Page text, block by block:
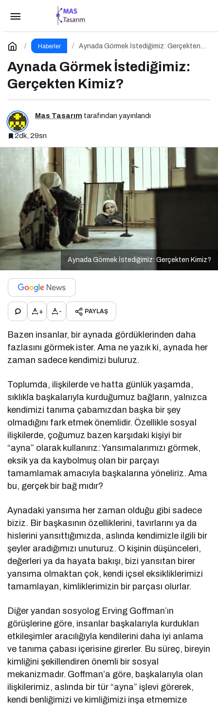
Haberler
Aynada Görmek İstediğimiz: Gerçekten
Aynada Görmek İstediğimiz:
Gerçekten Kimiz?
Mas Tasarım tarafından yayınlandı
2dk, 29sn
Aynada Görmek İstediğimiz: Gerçekten Kimiz?
+ - PAYLAŞ
Bazen insanlar, bir aynada gördüklerinden daha
fazlasını görmek ister. Ama ne yazık ki, aynada her
zaman sadece kendimizi buluruz.
Toplumda, ilişkilerde ve hatta günlük yaşamda,
sıklıkla başkalarıyla kurduğumuz bağların, yalnızca
kendimizi tanıma çabamızdan başka bir şey
olmadığını fark etmek önemlidir. Özellikle sosyal
ilişkilerde, çoğumuz bazen karşıdaki kişiyi bir
“ayna” olarak kullanırız: Yansımalarımızı görmek,
eksik ya da kaybolmuş olan bir parçayı
tamamlamak amacıyla başkalarına yöneliriz. Ama
bu, gerçek bir bağ mıdır?
Aynadaki yansıma her zaman olduğu gibi sadece
biziz. Bir başkasının özelliklerini, tavırlarını ya da
hislerini yansıttığımızda, aslında kendimizle ilgili bir
şeyler aradığımızı unuturuz. O kişinin düşünceleri,
değerleri ya da hayata bakışı, bizi yansıtan birer
yansıma olmaktan çok, kendi içsel eksikliklerimizi
tamamlayan, kimliklerimizin bir parçası olurlar.
Diğer yandan sosyolog Erving Goffman’ın
görüşlerine göre, insanlar başkalarıyla kurdukları
etkileşimler aracılığıyla kendilerini daha iyi anlama
ve tanıma çabası içerisine girerler. Bu süreç, bireyin
kimliğini şekillendiren önemli bir sosyal
mekanizmadır. Goffman’a göre, başkalarıyla olan
ilişkilerimiz, aslında bir tür “ayna” işlevi görerek,
kendi benliğimizi ve kimliğimizi inşa etmemize
Mürsel Ferhat Sağlam Herkese Bilim
Teknoloji’de “Iceberg of Ingonarce Fenomeni”ni Yazdı
Yorum Yap